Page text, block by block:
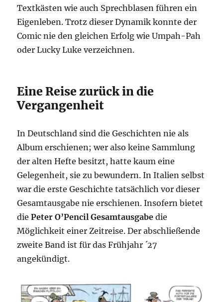
Textkästen wie auch Sprechblasen führen ein
Eigenleben. Trotz dieser Dynamik konnte der
Comic nie den gleichen Erfolg wie Umpah-Pah
oder Lucky Luke verzeichnen.
Eine Reise zurück in die
Vergangenheit
In Deutschland sind die Geschichten nie als
Album erschienen; wer also keine Sammlung
der alten Hefte besitzt, hatte kaum eine
Gelegenheit, sie zu bewundern. In Italien selbst
war die erste Geschichte tatsächlich vor dieser
Gesamtausgabe nie erschienen. Insofern bietet
diePeter O’Pencil Gesamtausgabe die
Möglichkeit einer Zeitreise. Der abschließende
zweite Band ist für das Frühjahr ´27
angekündigt.